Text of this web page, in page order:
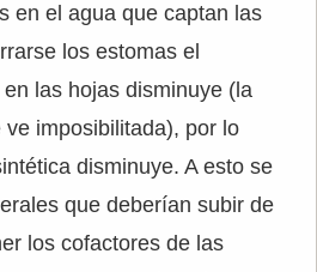
en el agua que captan las
los estomas el
las hojas disminuye (la
imposibilitada), por lo
disminuye. A esto se
que deberían subir de
los cofactores de las